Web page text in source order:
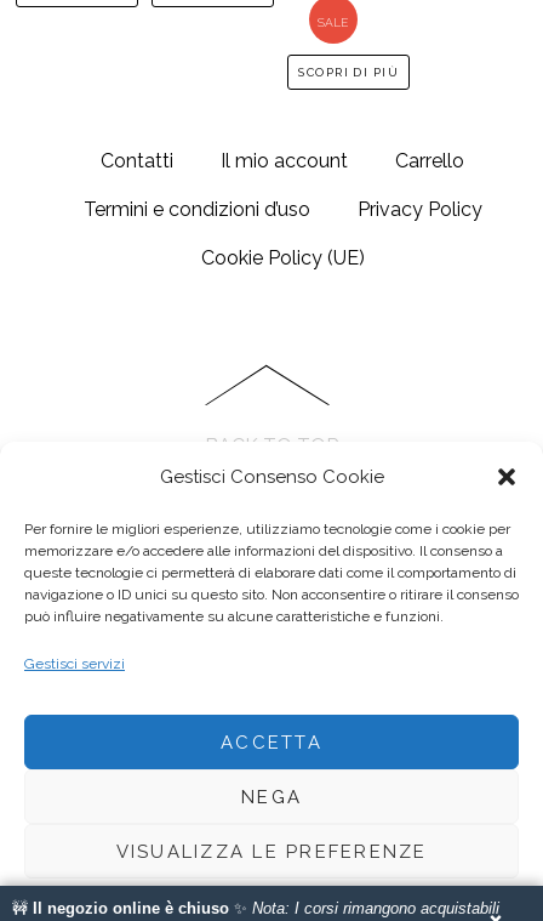
Gestisci Consenso Cookie
Per fornire le migliori esperienze, utilizziamo tecnologie come i cookie per
memorizzare e/o accedere alle informazioni del dispositivo. Il consenso a
queste tecnologie ci permetterà di elaborare dati come il comportamento di
navigazione o ID unici su questo sito. Non acconsentire o ritirare il consenso
può influire negativamente su alcune caratteristiche e funzioni.
Gestisci servizi
ACCETTA
NEGA
VISUALIZZA LE PREFERENZE
Cookie PolicyPrivacy Policy
prezzo
originale
era:
è:
SALE
SCOPRI DI PIÙ
Contatti Il mio account Carrello
Termini e condizioni d’uso Privacy Policy
Cookie Policy (UE)
BACK TO TOP
Anseo di Elisa cattani - Via Paolo Ferrari, 94, 41121 Modena MO
This site is protected by reCAPTCHA and the Google
Web design by soffici
🚧 Il negozio online è chiuso ✨ Nota: I corsi rimangono acquistabili